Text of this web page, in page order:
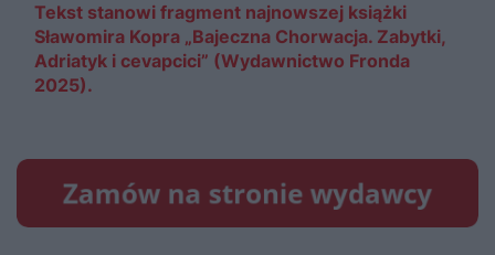
Tekst stanowi fragment najnowszej książki
Sławomira Kopra „Bajeczna Chorwacja. Zabytki,
Adriatyk i cevapcici” (Wydawnictwo Fronda
2025).